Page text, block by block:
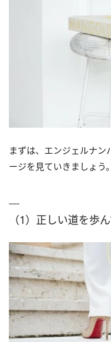
まずは、エンジェルナ
ージを見ていきましょう。
（1）正しい道を歩